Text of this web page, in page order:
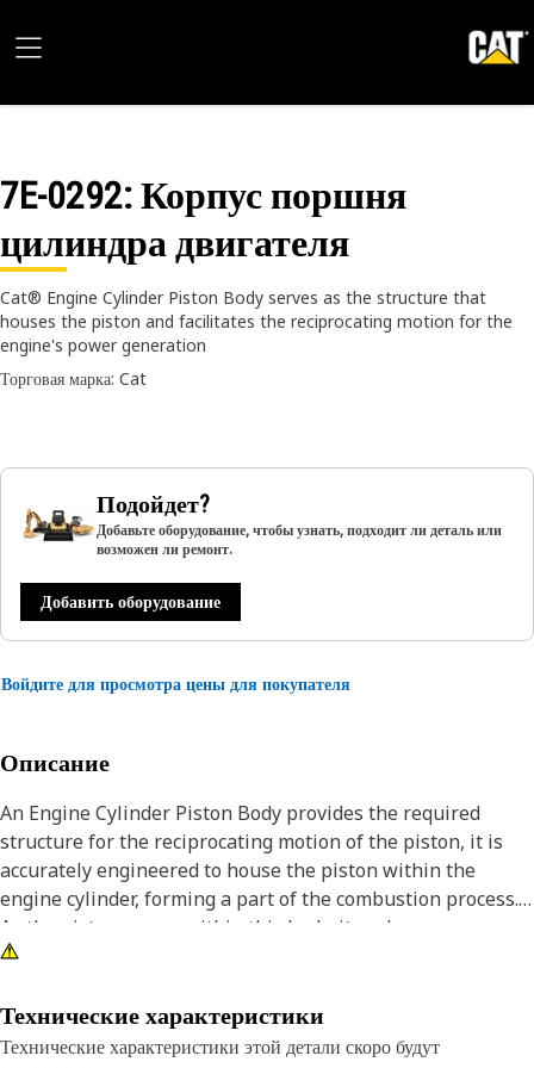
7E-0292: Корпус поршня
цилиндра двигателя
Cat® Engine Cylinder Piston Body serves as the structure that
houses the piston and facilitates the reciprocating motion for the
engine's power generation
Торговая марка: Cat
Подойдет?
Добавьте оборудование, чтобы узнать, подходит ли деталь или
возможен ли ремонт.
Добавить оборудование
Войдите для просмотра цены для покупателя
Описание
An Engine Cylinder Piston Body provides the required
structure for the reciprocating motion of the piston, it is
accurately engineered to house the piston within the
engine cylinder, forming a part of the combustion process.
As the piston moves within this body, it undergoes
compression and power strokes, contributing to the
durability and heat dissipation, the piston body withstands
the high temperatures and forces associated with
Технические характеристики
Технические характеристики этой детали скоро будут